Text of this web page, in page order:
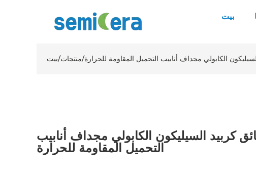
بيت
بيت/منتجات/الكابولي مجداف أنابيب التحميل المقاومة للحرارة
كربيد السيليكون الكابولي مجداف أنابيب
التحميل المقاومة للحرارة